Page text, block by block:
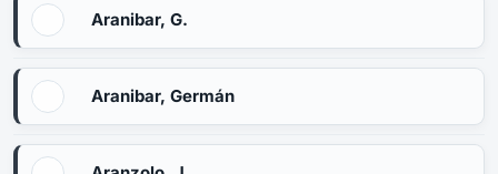
Aranibar, G.
Aranibar, Germán